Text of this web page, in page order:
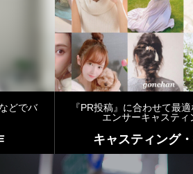
どでバ
『PR投稿』に合わせて最
エンサーキャスティ
キャスティング